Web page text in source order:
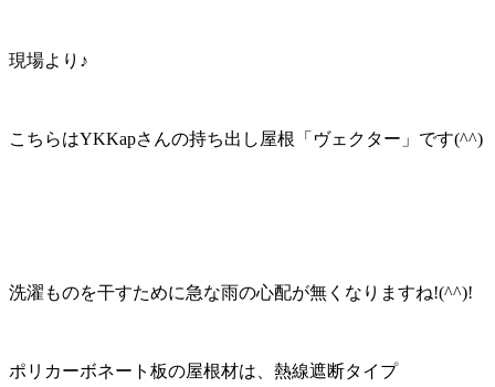
現場より♪
こちらはYKKapさんの持ち出し屋根「ヴェクター」です(^^)
洗濯ものを干すために急な雨の心配が無くなりますね!(^^)!
ポリカーボネート板の屋根材は、熱線遮断タイプ